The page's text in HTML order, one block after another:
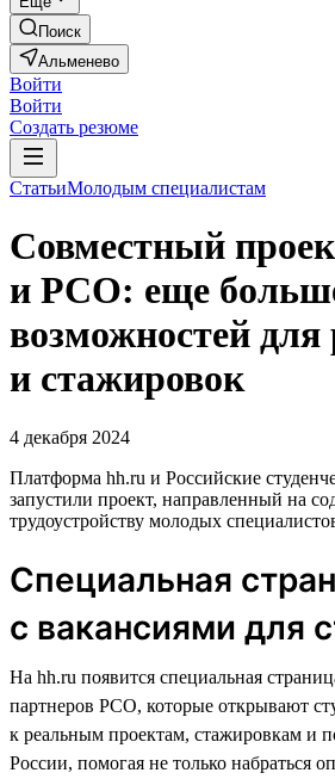
Поиск
Альменево
Войти
Войти
Создать резюме
СтатьиМолодым специалистам
Совместный
и РСО: еще
возможностей
и стажировок
4 декабря 2024
Платформа hh.ru и Российские
запустили проект, направленный на
трудоустройству молодых
Специальная
с вакансиями для
На hh.ru появится специальная
партнеров РСО, которые открывают
к реальным проектам, стажировкам и
России, помогая не только набраться